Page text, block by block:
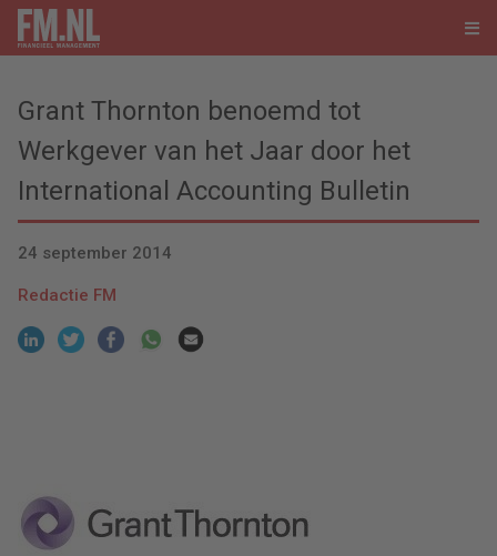
Grant Thornton benoemd tot
Werkgever van het Jaar door het
International Accounting Bulletin
24 september 2014
Redactie FM